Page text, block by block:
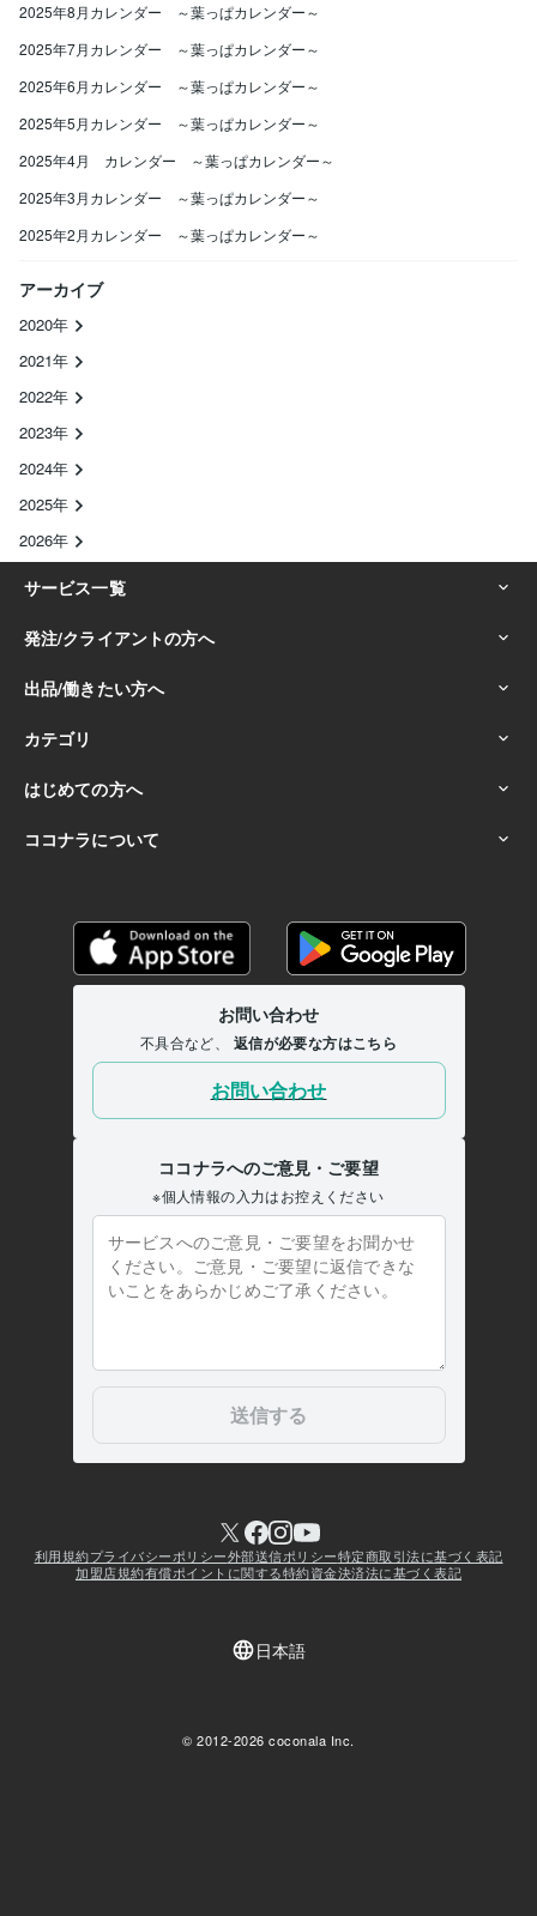
2025年8月カレンダー ～葉っぱカレンダー～
2025年7月カレンダー ～葉っぱカレンダー～
2025年6月カレンダー ～葉っぱカレンダー～
2025年5月カレンダー ～葉っぱカレンダー～
2025年4月 カレンダー ～葉っぱカレンダー～
2025年3月カレンダー ～葉っぱカレンダー～
2025年2月カレンダー ～葉っぱカレンダー～
アーカイブ
2020年
2021年
2022年
2023年
2024年
2025年
2026年